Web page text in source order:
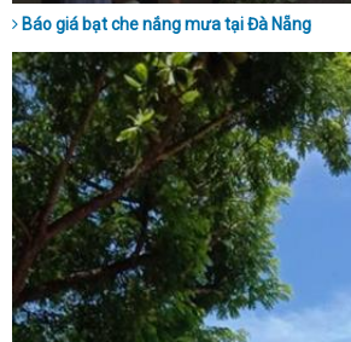
bảo hành dài hạn, lắp đặt nhanh chóng.
Báo giá bạt che nắng mưa tại Đà Nẵng